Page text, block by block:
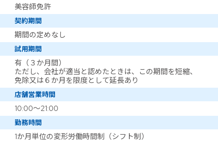
美容師免許
契約期間
期間の定めなし
試用期間
有（３か月間）
ただし、会社が適当と認めたときは、この期間を短縮、
免除又は６か月を限度として延長あり
店舗営業時間
10:00～21:00
勤務時間
1か月単位の変形労働時間制（シフト制）